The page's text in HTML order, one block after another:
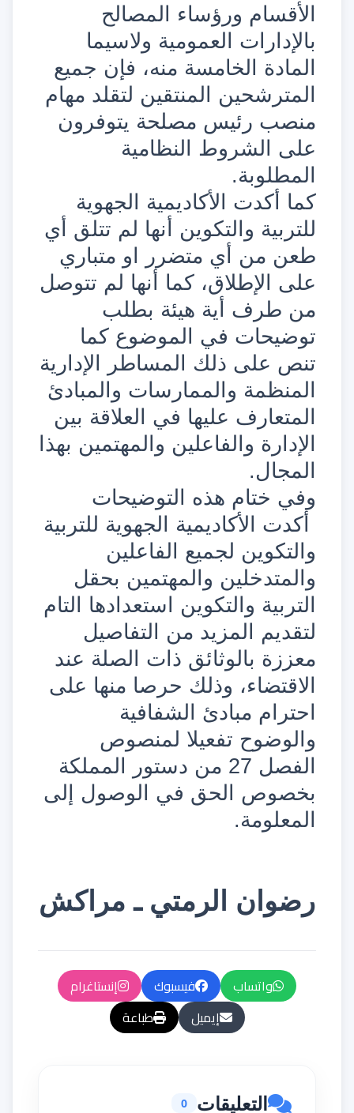
الأقسام ورؤساء المصالح
بالإدارات العمومية ولاسيما
المادة الخامسة منه، فإن جميع
المترشحين المنتقين لتقلد مهام
منصب رئيس مصلحة يتوفرون
على الشروط النظامية
المطلوبة.
كما أكدت الأكاديمية الجهوية
للتربية والتكوين أنها لم تتلق أي
طعن من أي متضرر او متباري
على الإطلاق، كما أنها لم تتوصل
من طرف أية هيئة بطلب
توضيحات في الموضوع كما
تنص على ذلك المساطر الإدارية
المنظمة والممارسات والمبادئ
المتعارف عليها في العلاقة بين
الإدارة والفاعلين والمهتمين بهذا
المجال.
وفي ختام هذه التوضيحات
أكدت الأكاديمية الجهوية للتربية
والتكوين لجميع الفاعلين
والمتدخلين والمهتمين بحقل
التربية والتكوين استعدادها التام
لتقديم المزيد من التفاصيل
معززة بالوثائق ذات الصلة عند
الاقتضاء، وذلك حرصا منها على
احترام مبادئ الشفافية
والوضوح تفعيلا لمنصوص
الفصل 27 من دستور المملكة
بخصوص الحق في الوصول إلى
المعلومة.
رضوان الرمتي ـ مراكش
واتساب فيسبوك
إنستاغرام
إيميل
طباعة
التعليقات 0